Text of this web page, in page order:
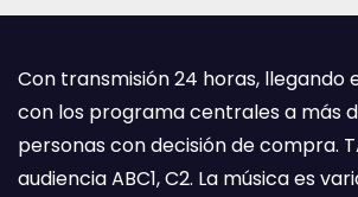
Con transmisión 24 horas,
con los programa centrales a más
personas con decisión de compra.
audiencia ABC1, C2. La música es